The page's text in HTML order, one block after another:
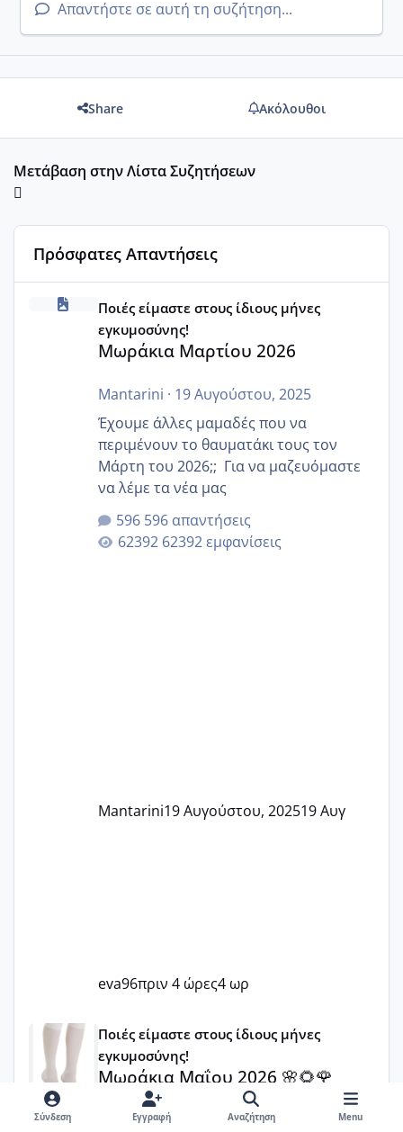
Απαντήστε σε αυτή τη συζήτηση...
Share Ακόλουθοι
Μετάβαση στην Λίστα Συζητήσεων
Πρόσφατες Απαντήσεις
Μωράκια Μαρτίου 2026
Ποιές είμαστε στους ίδιους μήνες
εγκυμοσύνης!
Μωράκια Μαρτίου 2026
Mantarini · 19 Αυγούστου, 2025
Έχουμε άλλες μαμαδές που να
περιμένουν το θαυματάκι τους τον
Μάρτη του 2026;; Για να μαζευόμαστε
να λέμε τα νέα μας
596 απαντήσεις
62392 εμφανίσεις
Mantarini19 Αυγούστου, 202519 Αυγ
eva96πριν 4 ώρες4 ωρ
Μωράκια Μαΐου 2026 🌸🌻🌹
Ποιές είμαστε στους ίδιους μήνες
εγκυμοσύνης!
Μωράκια Μαΐου 2026 🌸🌻🌹
13 Οκτωβρίου, 2025
Σύνδεση Εγγραφή Αναζήτηση Menu